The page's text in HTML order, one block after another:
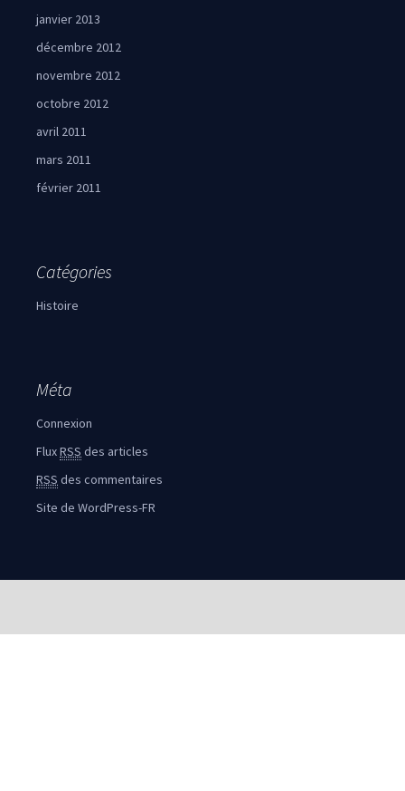
janvier 2013
décembre 2012
novembre 2012
octobre 2012
avril 2011
mars 2011
février 2011
Catégories
Histoire
Méta
Connexion
FluxRSS des articles
RSS des commentaires
Site de WordPress-FR